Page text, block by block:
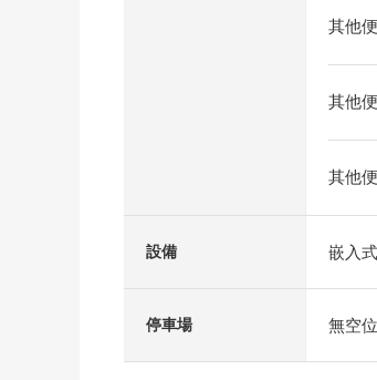
其他
其他
其他
設備 嵌入
停車場 無空位